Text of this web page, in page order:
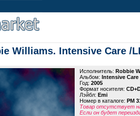
Williams. Intensive Care /
Исполнитель: Robbie
Альбом: Intensive Care
Год: 2005
Формат носителя:
Лэйбл: Emi
Номер в каталоге: PM
Товар отсутствует
Если он будет